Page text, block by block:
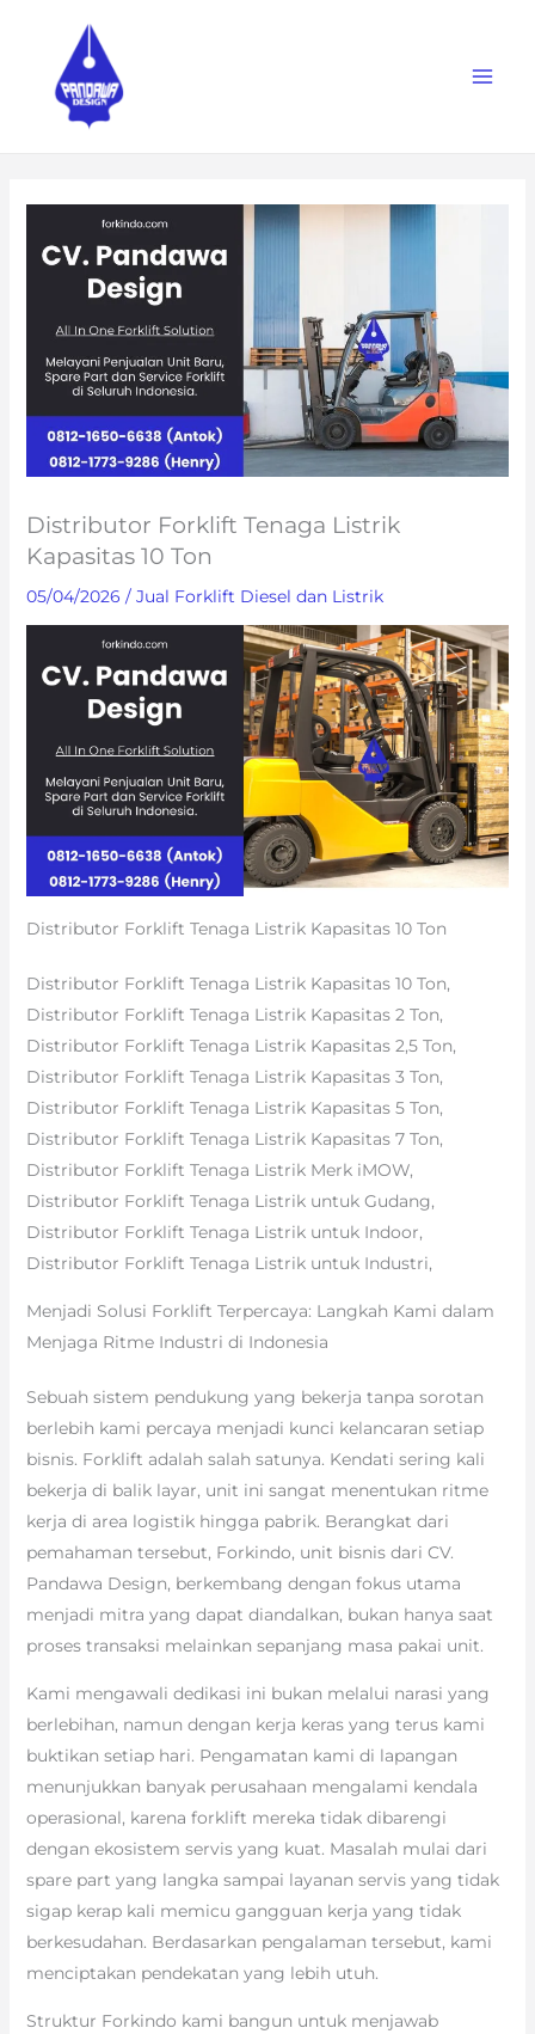
content
Distributor Forklift Tenaga Listrik
Kapasitas 10 Ton
05/04/2026 / Jual Forklift Diesel dan Listrik
Distributor Forklift Tenaga Listrik Kapasitas 10 Ton
Distributor Forklift Tenaga Listrik Kapasitas 10 Ton,
Distributor Forklift Tenaga Listrik Kapasitas 2 Ton,
Distributor Forklift Tenaga Listrik Kapasitas 2,5 Ton,
Distributor Forklift Tenaga Listrik Kapasitas 3 Ton,
Distributor Forklift Tenaga Listrik Kapasitas 5 Ton,
Distributor Forklift Tenaga Listrik Kapasitas 7 Ton,
Distributor Forklift Tenaga Listrik Merk iMOW,
Distributor Forklift Tenaga Listrik untuk Gudang,
Distributor Forklift Tenaga Listrik untuk Indoor,
Distributor Forklift Tenaga Listrik untuk Industri,
Menjadi Solusi Forklift Terpercaya: Langkah Kami dalam
Menjaga Ritme Industri di Indonesia
Sebuah sistem pendukung yang bekerja tanpa sorotan
berlebih kami percaya menjadi kunci kelancaran setiap
bisnis. Forklift adalah salah satunya. Kendati sering kali
bekerja di balik layar, unit ini sangat menentukan ritme
kerja di area logistik hingga pabrik. Berangkat dari
pemahaman tersebut, Forkindo, unit bisnis dari CV.
Pandawa Design, berkembang dengan fokus utama
menjadi mitra yang dapat diandalkan, bukan hanya saat
proses transaksi melainkan sepanjang masa pakai unit.
Kami mengawali dedikasi ini bukan melalui narasi yang
berlebihan, namun dengan kerja keras yang terus kami
buktikan setiap hari. Pengamatan kami di lapangan
menunjukkan banyak perusahaan mengalami kendala
operasional, karena forklift mereka tidak dibarengi
dengan ekosistem servis yang kuat. Masalah mulai dari
spare part yang langka sampai layanan servis yang tidak
sigap kerap kali memicu gangguan kerja yang tidak
berkesudahan. Berdasarkan pengalaman tersebut, kami
menciptakan pendekatan yang lebih utuh.
Struktur Forkindo kami bangun untuk menjawab